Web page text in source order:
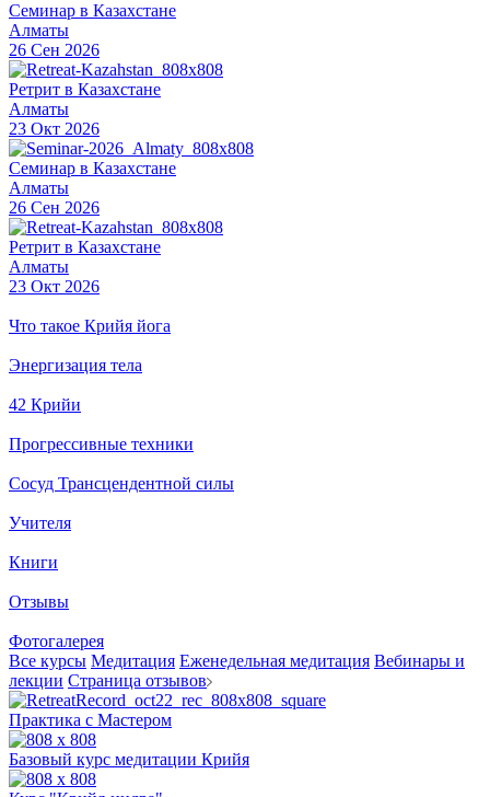
Семинар в Казахстане
Алматы
26 Сен 2026
Ретрит в Казахстане
Алматы
23 Окт 2026
Семинар в Казахстане
Алматы
26 Сен 2026
Ретрит в Казахстане
Алматы
23 Окт 2026
Что такое Крийя йога
Энергизация тела
42 Крийи
Прогрессивные техники
Сосуд Трансцендентной силы
Учителя
Книги
Отзывы
Фотогалерея
Все курсы Медитация Еженедельная медитация Вебинары и
лекции Страница отзывов
Практика с Мастером
Базовый курс медитации Крийя